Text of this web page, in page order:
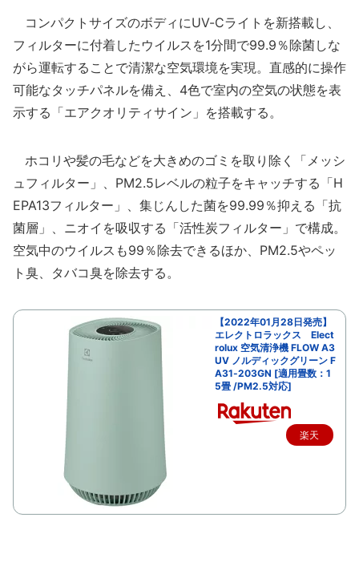
コンパクトサイズのボディにUV-Cライトを新搭載し、
フィルターに付着したウイルスを1分間で99.9％除菌しな
がら運転することで清潔な空気環境を実現。直感的に操作
可能なタッチパネルを備え、4色で室内の空気の状態を表
示する「エアクオリティサイン」を搭載する。
ホコリや髪の毛などを大きめのゴミを取り除く「メッシ
ュフィルター」、PM2.5レベルの粒子をキャッチする「H
EPA13フィルター」、集じんした菌を99.99％抑える「抗
菌層」、ニオイを吸収する「活性炭フィルター」で構成。
空気中のウイルスも99％除去できるほか、PM2.5やペッ
ト臭、タバコ臭を除去する。
【2022年01月28日発売】
エレクトロラックス Elect
rolux 空気清浄機 FLOW A3
UV ノルディックグリーン F
A31-203GN [適用畳数：1
5畳 /PM2.5対応]
楽天